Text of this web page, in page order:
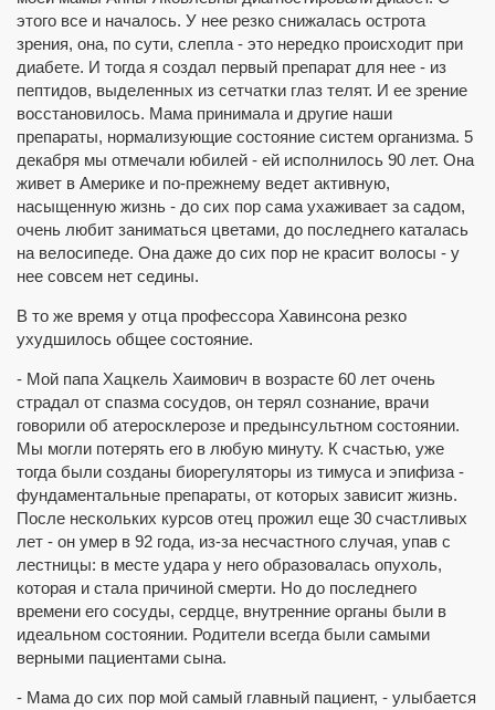
этого все и началось. У нее резко снижалась острота
зрения, она, по сути, слепла - это нередко происходит при
диабете. И тогда я создал первый препарат для нее - из
пептидов, выделенных из сетчатки глаз телят. И ее зрение
восстановилось. Мама принимала и другие наши
препараты, нормализующие состояние систем организма. 5
декабря мы отмечали юбилей - ей исполнилось 90 лет. Она
живет в Америке и по-прежнему ведет активную,
насыщенную жизнь - до сих пор сама ухаживает за садом,
очень любит заниматься цветами, до последнего каталась
на велосипеде. Она даже до сих пор не красит волосы - у
нее совсем нет седины.
В то же время у отца профессора Хавинсона резко
ухудшилось общее состояние.
- Мой папа Хацкель Хаимович в возрасте 60 лет очень
страдал от спазма сосудов, он терял сознание, врачи
говорили об атеросклерозе и предынсультном состоянии.
Мы могли потерять его в любую минуту. К счастью, уже
тогда были созданы биорегуляторы из тимуса и эпифиза -
фундаментальные препараты, от которых зависит жизнь.
После нескольких курсов отец прожил еще 30 счастливых
лет - он умер в 92 года, из-за несчастного случая, упав с
лестницы: в месте удара у него образовалась опухоль,
которая и стала причиной смерти. Но до последнего
времени его сосуды, сердце, внутренние органы были в
идеальном состоянии. Родители всегда были самыми
верными пациентами сына.
- Мама до сих пор мой самый главный пациент, - улыбается
Личный кабинет
Статьи. Научное сотрудничество
=> Удлините жизнь на треть.
=> Нет старению
=> Взаимодействие коротких пептидов...
=> И жизнь продолжится!
=> Комплексы пептидов
=> Противоопухолевое действие пептидов
=> Клинические испытания
=> БАОК Неовитин®
=> БФЛК Активитин®
=> Номинация на Нобелевскую премию
=> "Эликсир молодости"
=> Пептиды и биорегуляция
Контакты
Рассылка
ВИДЕО